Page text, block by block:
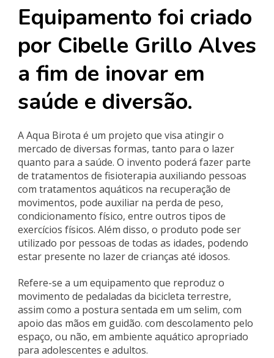
Equipamento foi criado
por Cibelle Grillo Alves
a fim de inovar em
saúde e diversão.
A Aqua Birota é um projeto que visa atingir o
mercado de diversas formas, tanto para o lazer
quanto para a saúde. O invento poderá fazer parte
de tratamentos de fisioterapia auxiliando pessoas
com tratamentos aquáticos na recuperação de
movimentos, pode auxiliar na perda de peso,
condicionamento físico, entre outros tipos de
exercícios físicos. Além disso, o produto pode ser
utilizado por pessoas de todas as idades, podendo
estar presente no lazer de crianças até idosos.
Refere-se a um equipamento que reproduz o
movimento de pedaladas da bicicleta terrestre,
assim como a postura sentada em um selim, com
apoio das mãos em guidão. com descolamento pelo
espaço, ou não, em ambiente aquático apropriado
para adolescentes e adultos.